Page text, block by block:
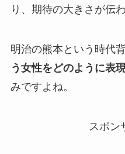
り、期待の大きさが伝
明治の熊本という時代
う女性をどのように表
みですよね。
スポン